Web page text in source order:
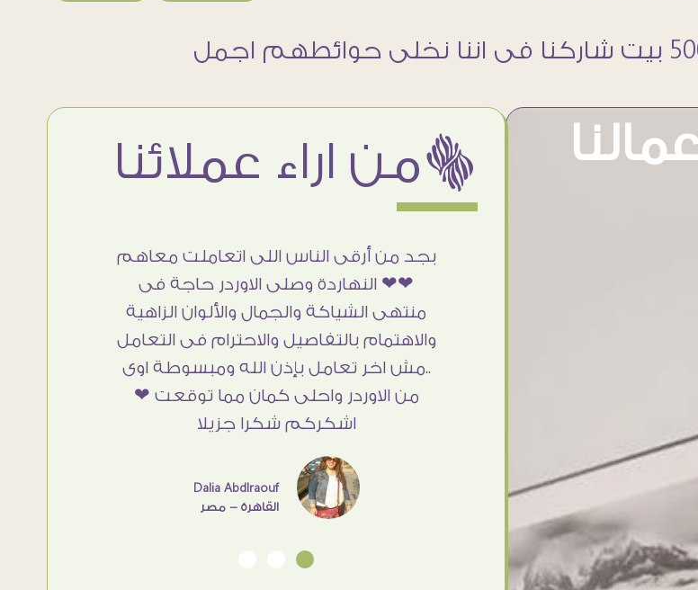
ëمن اراء عملائنا
Doaa Elsayd
القاهرة - مصر
بجد من أرقى الناس اللى اتعاملت معاهم
❤❤ النهاردة وصلى الاوردر حاجة فى
منتهى الشياكة والجمال والألوان الزاهية
والاهتمام بالتفاصيل والاحترام فى التعامل
..مش اخر تعامل بإذن الله ومبسوطة اوى
من الاوردر واحلى كمان مما توقعت ❤
اشكركم شكرا جزيلا
Dalia Abdlraouf
القاهرة - مصر